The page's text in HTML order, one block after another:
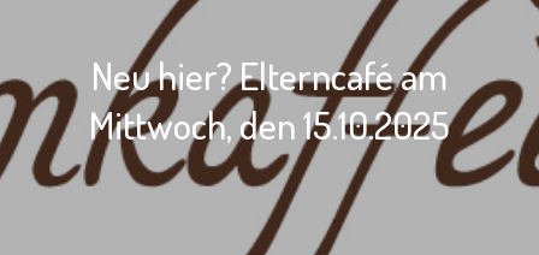
Neu hier? Elterncafé am
Mittwoch, den 15.10.2025